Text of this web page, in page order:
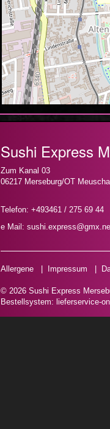
Sushi Express
Zum Kanal 03
06217 Merseburg/OT
Telefon: +493461 / 275 69 44
e Mail:
Allergene Impressum
© 2026 Sushi Express
Bestellsystem: lieferservice-